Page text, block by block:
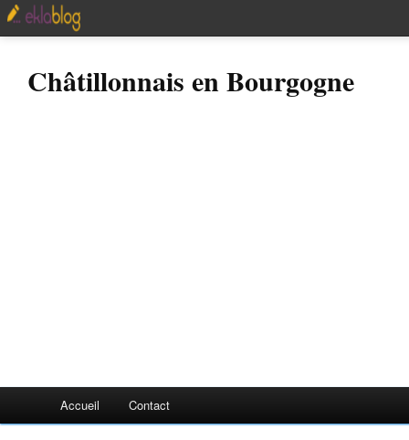
Châtillonnais en Bourgogne
Accueil Contact